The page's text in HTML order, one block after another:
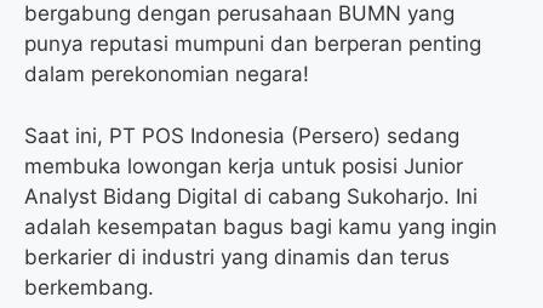
bergabung dengan perusahaan BUMN yang
punya reputasi mumpuni dan berperan penting
dalam perekonomian negara!
Saat ini, PT POS Indonesia (Persero) sedang
membuka lowongan kerja untuk posisi Junior
Analyst Bidang Digital di cabang Sukoharjo. Ini
adalah kesempatan bagus bagi kamu yang ingin
berkarier di industri yang dinamis dan terus
berkembang.